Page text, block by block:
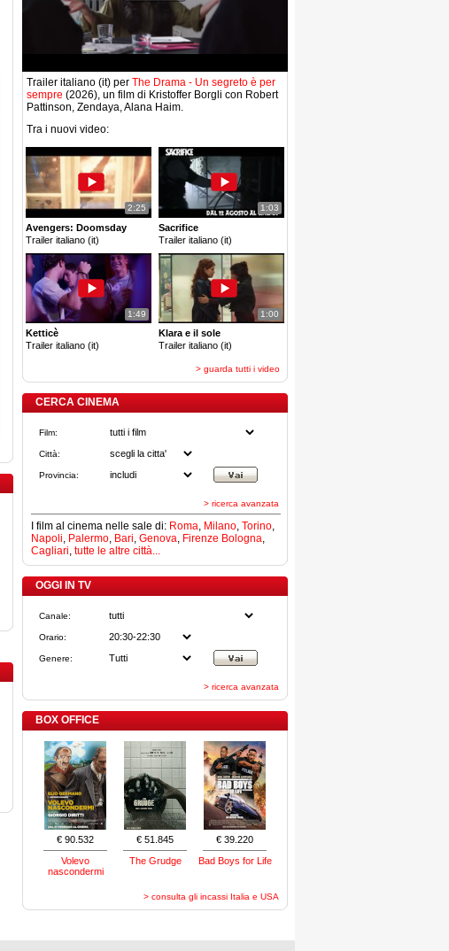
Trailer italiano (it) per The Drama - Un segreto è per
sempre (2026), un film di Kristoffer Borgli con Robert
Pattinson, Zendaya, Alana Haim.
Tra i nuovi video:
2:25
Avengers: Doomsday
Trailer italiano (it)
1:03
Sacrifice
Trailer italiano (it)
1:49
Ketticè
Trailer italiano (it)
1:00
Klara e il sole
Trailer italiano (it)
> guarda tutti i video
CERCA CINEMA
Film:
Città:
Provincia:
> ricerca avanzata
I film al cinema nelle sale di: Roma, Milano, Torino,
Napoli, Palermo, Bari, Genova, Firenze Bologna,
Cagliari, tutte le altre città...
OGGI IN TV
Canale:
Orario:
Genere:
> ricerca avanzata
BOX OFFICE
€ 90.532
Volevo
nascondermi
€ 51.845
The Grudge
€ 39.220
Bad Boys for Life
> consulta gli incassi Italia e USA